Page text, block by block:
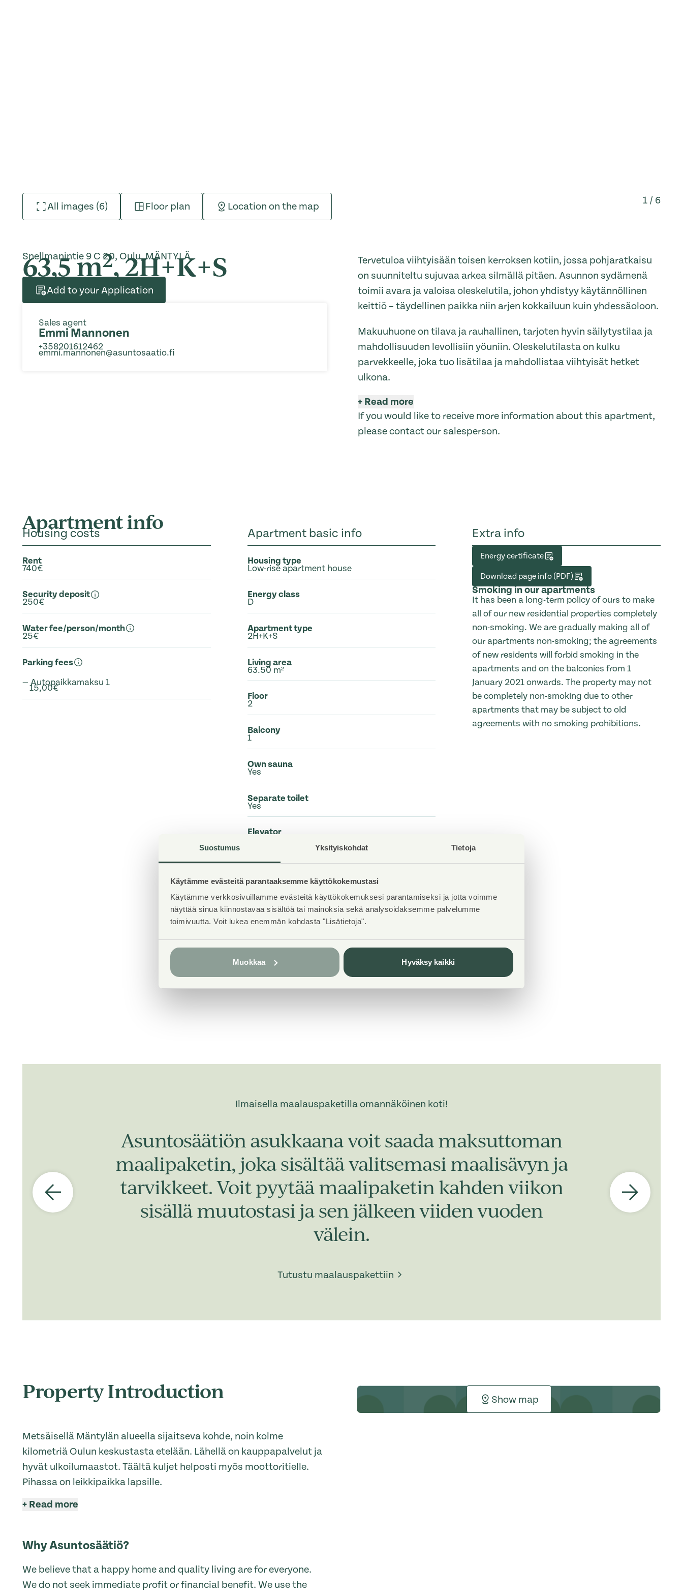
Suostumus Yksityiskohdat Tietoja
Käytämme evästeitä parantaaksemme käyttökokemustasi
Käytämme verkkosivuillamme evästeitä käyttökokemuksesi parantamiseksi ja jotta voimme
näyttää sinua kiinnostavaa sisältöä tai mainoksia sekä analysoidaksemme palvelumme
toimivuutta. Voit lukea enemmän kohdasta "Lisätietoja".
Muokkaa Hyväksy kaikki
All images (6) Floor plan Location on the map
1 / 6
Snellmanintie 9 C 20, Oulu, MÄNTYLÄ
63,5 m2, 2H+K+S
Add to your Application
Sales agent
Emmi Mannonen
+358201612462
emmi.mannonen@asuntosaatio.fi
Tervetuloa viihtyisään toisen kerroksen kotiin, jossa pohjaratkaisu
on suunniteltu sujuvaa arkea silmällä pitäen. Asunnon sydämenä
toimii avara ja valoisa oleskelutila, johon yhdistyy käytännöllinen
keittiö – täydellinen paikka niin arjen kokkailuun kuin yhdessäoloon.
Makuuhuone on tilava ja rauhallinen, tarjoten hyvin säilytystilaa ja
mahdollisuuden levollisiin yöuniin. Oleskelutilasta on kulku
parvekkeelle, joka tuo lisätilaa ja mahdollistaa viihtyisät hetket
ulkona.
+ Read more
If you would like to receive more information about this apartment,
please contact our salesperson.
Apartment info
Housing costs
Rent
740€
Security deposit
250€
Water fee/person/month
25€
Parking fees
— Autopaikkamaksu 1
15,00€
Apartment basic info
Housing type
Low-rise apartment house
Energy class
D
Apartment type
2H+K+S
Living area
63.50 m²
Floor
2
Balcony
1
Own sauna
Yes
Separate toilet
Yes
Elevator
Available
Condition
Good
Allowed
Broadband
DNA Welho
Extra info
Energy certificate
Download page info (PDF)
Smoking in our apartments
It has been a long-term policy of ours to make
all of our new residential properties completely
non-smoking. We are gradually making all of
our apartments non-smoking; the agreements
of new residents will forbid smoking in the
apartments and on the balconies from 1
January 2021 onwards. The property may not
be completely non-smoking due to other
apartments that may be subject to old
agreements with no smoking prohibitions.
Ilmaisella maalauspaketilla omannäköinen koti!
Asuntosäätiön asukkaana voit saada maksuttoman
maalipaketin, joka sisältää valitsemasi maalisävyn ja
tarvikkeet. Voit pyytää maalipaketin kahden viikon
sisällä muutostasi ja sen jälkeen viiden vuoden
välein.
Tutustu maalauspakettiin
Property Introduction
Metsäisellä Mäntylän alueella sijaitseva kohde, noin kolme
kilometriä Oulun keskustasta etelään. Lähellä on kauppapalvelut ja
hyvät ulkoilumaastot. Täältä kuljet helposti myös moottoritielle.
Pihassa on leikkipaikka lapsille.
+ Read more
Why Asuntosäätiö?
We believe that a happy home and quality living are for everyone.
We do not seek immediate profit or financial benefit. We use the
Show map